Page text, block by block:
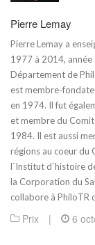
Pierre Lemay
Pierre Lemay a
1977 à 2014,
Département de
est membre-
en 1974. Il fut
et membre du
1984. Il est aussi
régions au coeur du
l`Institut d`histoire
la Corporation du
collabore à PhiloTR
Prix | 6